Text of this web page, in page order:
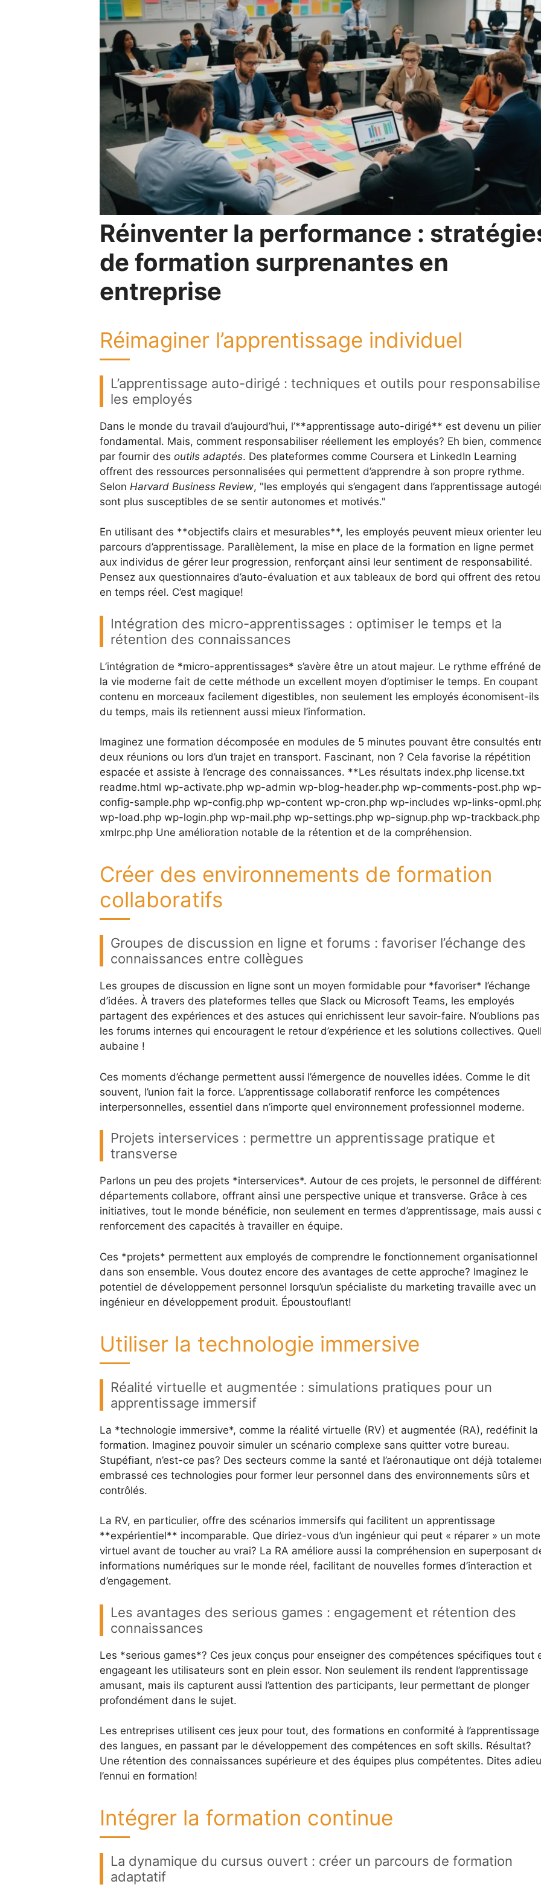
Réinventer la performance :
de formation surprenantes en
entreprise
Réimaginer l’apprentissage individuel
L’apprentissage auto-dirigé : techniques et outils pour
les employés
Dans le monde du travail d’aujourd’hui, l’**apprentissage auto-dirigé** est devenu un pilier
fondamental. Mais, comment responsabiliser réellement les employés? Eh bien,
par fournir des outils adaptés. Des plateformes comme Coursera et LinkedIn Learning
offrent des ressources personnalisées qui permettent d’apprendre à son propre rythme.
Selon Harvard Business Review,
les employés qui s’engagent dans l’apprentissage
sont plus susceptibles de se sentir autonomes et motivés.
En utilisant des **objectifs clairs et mesurables**, les employés peuvent mieux orienter
parcours d’apprentissage. Parallèlement, la mise en place de la formation en ligne permet
aux individus de gérer leur progression, renforçant ainsi leur sentiment de responsabilité.
Pensez aux questionnaires d’auto-évaluation et aux tableaux de bord qui offrent des
en temps réel. C’est magique!
Intégration des micro-apprentissages : optimiser le temps et la
rétention des connaissances
L’intégration de *micro-apprentissages* s’avère être un atout majeur. Le rythme effréné de
la vie moderne fait de cette méthode un excellent moyen d’optimiser le temps. En coupant
contenu en morceaux facilement digestibles, non seulement les employés économisent-ils
du temps, mais ils retiennent aussi mieux l’information.
Imaginez une formation décomposée en modules de 5 minutes pouvant être consultés
deux réunions ou lors d’un trajet en transport. Fascinant, non ? Cela favorise la répétition
espacée et assiste à l’encrage des connaissances. **Les résultats index.php license.txt
readme.html wp-activate.php wp-admin wp-blog-header.php wp-comments-post.php wp-
config-sample.php wp-config.php wp-content wp-cron.php wp-includes wp-links-
wp-load.php wp-login.php wp-mail.php wp-settings.php wp-signup.php wp-trackback.php
xmlrpc.php Une amélioration notable de la rétention et de la compréhension.
Créer des environnements de formation
collaboratifs
Groupes de discussion en ligne et forums : favoriser l’échange des
connaissances entre collègues
Les groupes de discussion en ligne sont un moyen formidable pour *favoriser* l’échange
d’idées. À travers des plateformes telles que Slack ou Microsoft Teams, les employés
partagent des expériences et des astuces qui enrichissent leur savoir-faire. N’oublions pas
les forums internes qui encouragent le retour d’expérience et les solutions collectives.
aubaine !
Ces moments d’échange permettent aussi l’émergence de nouvelles idées. Comme le dit
souvent, l’union fait la force. L’apprentissage collaboratif renforce les compétences
interpersonnelles, essentiel dans n’importe quel environnement professionnel moderne.
Projets interservices : permettre un apprentissage pratique et
transverse
Parlons un peu des projets *interservices*. Autour de ces projets, le personnel de
départements collabore, offrant ainsi une perspective unique et transverse. Grâce à ces
initiatives, tout le monde bénéficie, non seulement en termes d’apprentissage, mais aussi
renforcement des capacités à travailler en équipe.
Ces *projets* permettent aux employés de comprendre le fonctionnement organisationnel
dans son ensemble. Vous doutez encore des avantages de cette approche? Imaginez le
potentiel de développement personnel lorsqu’un spécialiste du marketing travaille avec un
ingénieur en développement produit. Époustouflant!
Utiliser la technologie immersive
Réalité virtuelle et augmentée : simulations pratiques pour un
apprentissage immersif
La *technologie immersive*, comme la réalité virtuelle (RV) et augmentée (RA), redéfinit la
formation. Imaginez pouvoir simuler un scénario complexe sans quitter votre bureau.
Stupéfiant, n’est-ce pas? Des secteurs comme la santé et l’aéronautique ont déjà
embrassé ces technologies pour former leur personnel dans des environnements sûrs et
contrôlés.
La RV, en particulier, offre des scénarios immersifs qui facilitent un apprentissage
**expérientiel** incomparable. Que diriez-vous d’un ingénieur qui peut « réparer » un
virtuel avant de toucher au vrai? La RA améliore aussi la compréhension en superposant
informations numériques sur le monde réel, facilitant de nouvelles formes d’interaction et
d’engagement.
Les avantages des serious games : engagement et rétention des
connaissances
Les *serious games*? Ces jeux conçus pour enseigner des compétences spécifiques tout
engageant les utilisateurs sont en plein essor. Non seulement ils rendent l’apprentissage
amusant, mais ils capturent aussi l’attention des participants, leur permettant de plonger
profondément dans le sujet.
Les entreprises utilisent ces jeux pour tout, des formations en conformité à l’apprentissage
des langues, en passant par le développement des compétences en soft skills. Résultat?
Une rétention des connaissances supérieure et des équipes plus compétentes. Dites
l’ennui en formation!
Intégrer la formation continue
La dynamique du cursus ouvert : créer un parcours de formation
adaptatif